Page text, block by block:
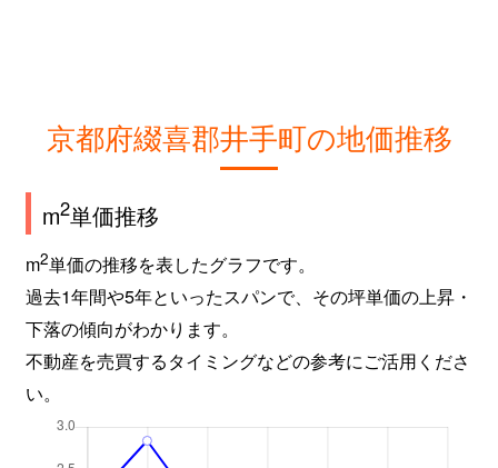
京都府綴喜郡井手町の地価推移
m2単価推移
m2単価の推移を表したグラフです。
過去1年間や5年といったスパンで、その坪単価の上昇・
下落の傾向がわかります。
不動産を売買するタイミングなどの参考にご活用くださ
い。